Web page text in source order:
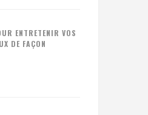
ENTRETENIR VOS
DE FAÇON